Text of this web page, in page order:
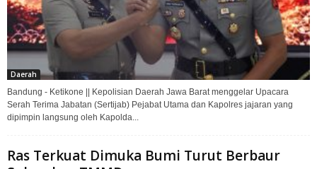
Daerah
Bandung - Ketikone || Kepolisian Daerah Jawa Barat menggelar Upacara
Serah Terima Jabatan (Sertijab) Pejabat Utama dan Kapolres jajaran yang
dipimpin langsung oleh Kapolda...
Ras Terkuat Dimuka Bumi Turut Berbaur